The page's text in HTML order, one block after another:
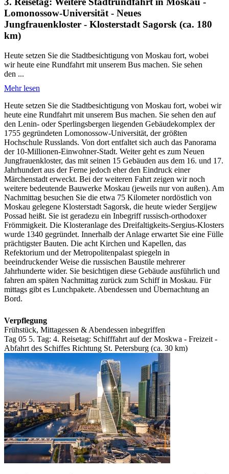
Lomonossow-Universität - Neues
Jungfrauenkloster - Klosterstadt Sagorsk (ca. 180
km)
Heute setzen Sie die Stadtbesichtigung von Moskau fort, wobei
wir heute eine Rundfahrt mit unserem Bus machen. Sie sehen
den ...
Mehr lesen
Heute setzen Sie die Stadtbesichtigung von Moskau fort, wobei wir
heute eine Rundfahrt mit unserem Bus machen. Sie sehen den auf
den Lenin- oder Sperlingsbergen liegenden Gebäudekomplex der
1755 gegründeten Lomonossow-Universität, der größten
Hochschule Russlands. Von dort entfaltet sich auch das Panorama
der 10-Millionen-Einwohner-Stadt. Weiter geht es zum Neuen
Jungfrauenkloster, das mit seinen 15 Gebäuden aus dem 16. und 17.
Jahrhundert aus der Ferne jedoch eher den Eindruck einer
Märchenstadt erweckt. Bei der weiteren Fahrt zeigen wir noch
weitere bedeutende Bauwerke Moskau (jeweils nur von außen). Am
Nachmittag besuchen Sie die etwa 75 Kilometer nordöstlich von
Moskau gelegene Klosterstadt Sagorsk, die heute wieder Sergijew
Possad heißt. Sie ist geradezu ein Inbegriff russisch-orthodoxer
Frömmigkeit. Die Klosteranlage des Dreifaltigkeits-Sergius-Klosters
wurde 1340 gegründet. Innerhalb der Anlage erwartet Sie eine Fülle
prächtigster Bauten. Die acht Kirchen und Kapellen, das
Refektorium und der Metropolitenpalast spiegeln in
beeindruckender Weise die russischen Baustile mehrerer
Jahrhunderte wider. Sie besichtigen diese Gebäude ausführlich und
fahren am späten Nachmittag zurück zum Schiff in Moskau. Für
mittags gibt es Lunchpakete. Abendessen und Übernachtung an
Bord.
Verpflegung
Frühstück, Mittagessen & Abendessen inbegriffen
Tag 05 5. Tag: 4. Reisetag: Schifffahrt auf der Moskwa - Freizeit -
Abfahrt des Schiffes Richtung St. Petersburg (ca. 30 km)